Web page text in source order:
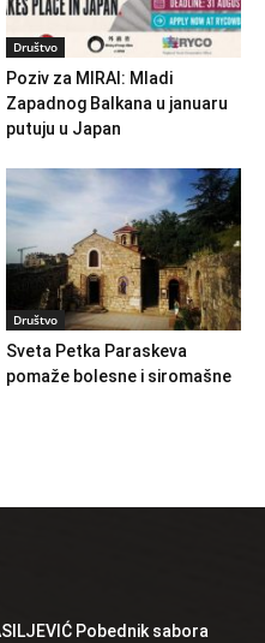
Društvo
Poziv za MIRAI: Mladi
Zapadnog Balkana u januaru
putuju u Japan
Društvo
Sveta Petka Paraskeva
pomaže bolesne i siromašne
Pobednik sabora